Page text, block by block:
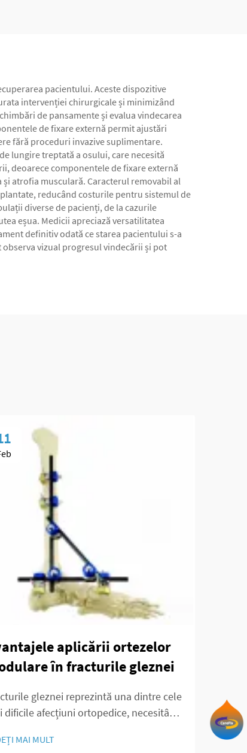
pacientului. Aceste dispozitive
intervenției chirurgicale și minimizând
de pansamente și evalua vindecarea
de fixare externă permit ajustări
fără proceduri invazive suplimentare.
lungire treptată a osului, care necesită
deoarece componentele de fixare externă
atrofia musculară. Caracterul removabil al
reducând costurile pentru sistemul de
diverse de pacienți, de la cazurile
eșua. Medicii apreciază versatilitatea
definitiv odată ce starea pacientului s-a
vizual progresul vindecării și pot
aplicării ortezelor
în fracturile gleznei
gleznei reprezintă una dintre cele
dificile afecțiuni ortopedice, necesitând
Tratamentul ortopedic modern a
MAI MULT